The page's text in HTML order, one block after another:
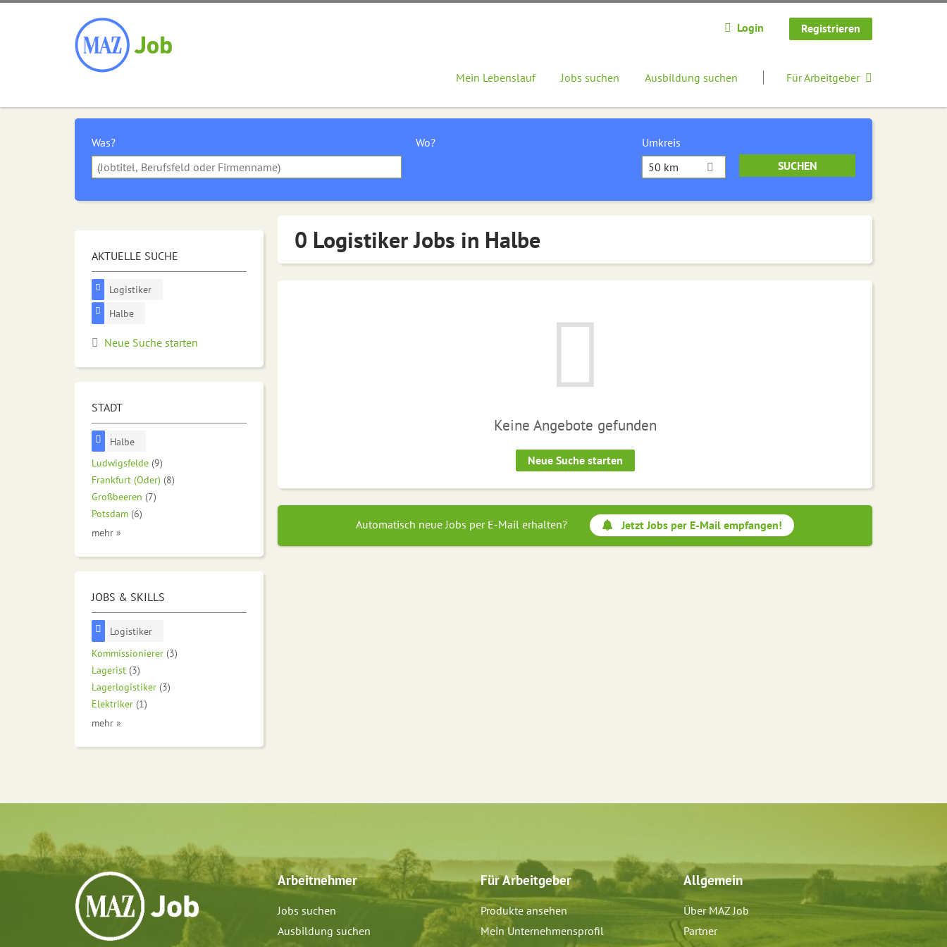
Login Registrieren
Mein Lebenslauf Jobs suchen Ausbildung suchen Für Arbeitgeber
Was? Wo?
Umkreis
50 km
0 Logistiker Jobs in Halbe
Keine Angebote gefunden
Neue Suche starten
Automatisch neue Jobs per E-Mail erhalten? Jetzt Jobs per E-Mail empfangen!
AKTUELLE SUCHE
Logistiker
Halbe
Neue Suche starten
STADT
Halbe
Ludwigsfelde (9)
Frankfurt (Oder) (8)
Großbeeren (7)
Potsdam (6)
mehr »
JOBS & SKILLS
Logistiker
Kommissionierer (3)
Lagerist (3)
Lagerlogistiker (3)
Elektriker (1)
mehr »
Arbeitnehmer
Jobs suchen
Ausbildung suchen
Für Arbeitgeber
Produkte ansehen
Mein Unternehmensprofil
Allgemein
Über MAZ Job
Partner